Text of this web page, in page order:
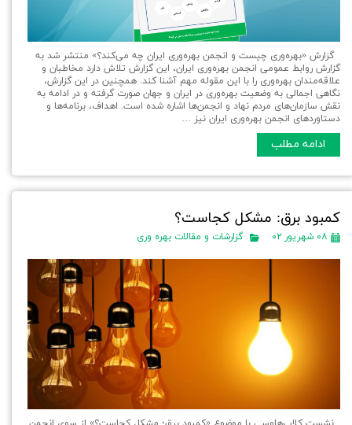
گزارش «بهره‌وری چیست و انجمن بهره‌وری ایران چه‌ می‌کند؟» منتشر شد به
گزارش روابط عمومی انجمن بهره‌وری ایران، این گزارش تلاش دارد مخاطبان و
علاقه‌مندان بهره‌وری را با این مقوله مهم آشنا کند. همچنین در این گزارش،
نگاهی اجمالی به وضعیت بهره‌وری در ایران و جهان صورت گرفته و در ادامه به
نقش سازمان‌های مردم نهاد و انجمن‌ها اشاره شده است. اهداف، برنامه‌ها و
دستاوردهای انجمن بهره‌وری ایران نیز …
ادامه مطلب
کمبود برق: مشکل کجاست؟
۰۸ شهریور ۰۲ گزارشات و مقالات بهره وری